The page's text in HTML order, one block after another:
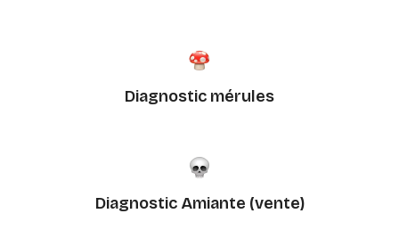
Diagnostic mérules
Diagnostic Amiante (vente)